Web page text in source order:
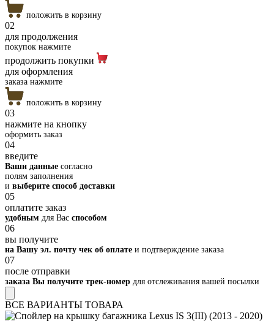
положить в корзину
02
для продолжения
покупок нажмите
продолжить покупки
для оформления
заказа нажмите
положить в корзину
03
нажмите на кнопку
оформить заказ
04
введите
Ваши данные согласно
полям заполнения
и выберите способ доставки
05
оплатите заказ
удобным для Вас способом
06
вы получите
на Вашу эл. почту чек об оплате и подтверждение заказа
07
после отправки
заказа Вы получите трек-номер для отслеживания вашей посылки
ВСЕ ВАРИАНТЫ ТОВАРА